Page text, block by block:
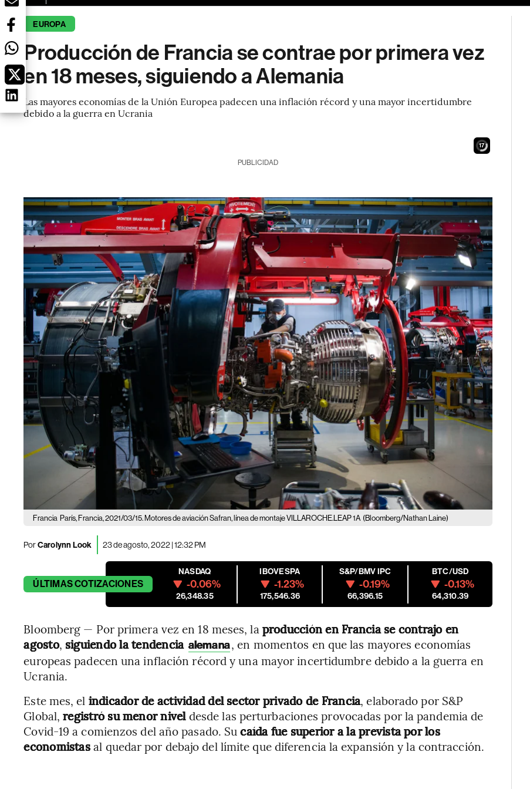
EUROPA
Producción de Francia se contrae por primera vez
en 18 meses, siguiendo a Alemania
Las mayores economías de la Unión Europea padecen una inflación récord y una mayor incertidumbre
debido a la guerra en Ucrania
15
PUBLICIDAD
Francia París, Francia, 2021/03/15. Motores de aviación Safran, línea de montaje VILLAROCHE.LEAP 1A (Bloomberg/Nathan Laine)
PorCarolynn Look 23 de agosto, 2022 | 12:32 PM
ÚLTIMASCOTIZACIONES
NASDAQ
-0.06%
26,348.35
IBOVESPA
-1.23%
175,546.36
S&P/BMV IPC
-0.19%
66,396.15
BTC/USD
-0.13%
64,310.39
Bloomberg — Por primera vez en 18 meses, la producción en Francia se contrajo en
agosto, siguiendo la tendencia alemana, en momentos en que las mayores economías
europeas padecen una inflación récord y una mayor incertidumbre debido a la guerra en
Ucrania.
Este mes, el indicador de actividad del sector privado de Francia, elaborado por S&P
Global,registró su menor niveldesde las perturbaciones provocadas por la pandemia de
Covid-19 a comienzos del año pasado. Sucaída fue superior a la prevista por los
economistasal quedar por debajo del límite que diferencia la expansión y la contracción.